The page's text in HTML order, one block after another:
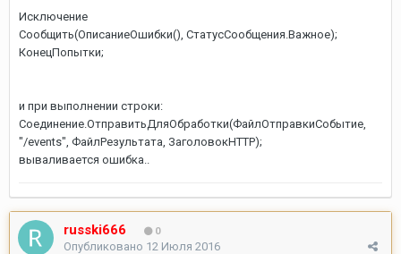
Исключение
Сообщить(ОписаниеОшибки(), СтатусСообщения.Важное);
КонецПопытки;
и при выполнении строки:
Соединение.ОтправитьДляОбработки(ФайлОтправкиСобытие,
"/events", ФайлРезультата, ЗаголовокHTTP);
вываливается ошибка..
russki666 0
Опубликовано 12 Июля 2016